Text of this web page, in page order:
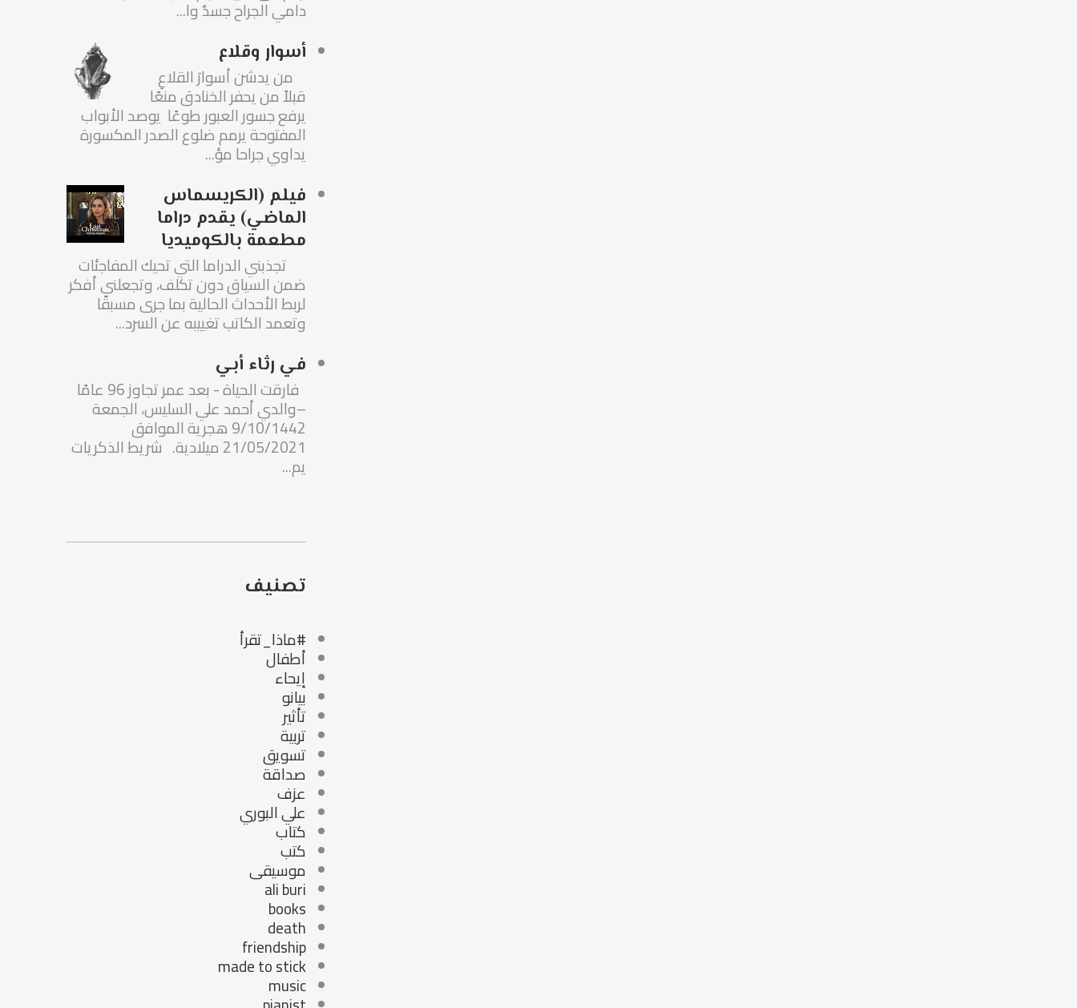
دامي الجراح جسدٌ وا...
أسوار وقلاع
من يدشن أسوارَ القلاعِ
قبلاً من يحفر الخنادق منعًا
يرفع جسور العبور طوعًا يوصد الأبواب
المفتوحة يرمم ضلوع الصدر المكسورة
يداوي جراحا مؤ...
فيلم (الكريسماس
الماضي) يقدم دراما
مطعمة بالكوميديا
تجذبني الدراما التي تحيك المفاجئات
ضمن السياق دون تكلف، وتجعلني أفكر
لربط الأحداث الحالية بما جرى مسبقًا
وتعمد الكاتب تغييبه عن السرد...
في رثاء أبي
فارقت الحياة - بعد عمر تجاوز 96 عامًا
–والدي أحمد علي السليس، الجمعة
9/10/1442 هجرية الموافق
21/05/2021 ميلادية. شريط الذكريات
يم...
تصنيف
#ماذا_تقرأ
أطفال
إيحاء
بيانو
تأثير
تربية
تسويق
صداقة
عزف
علي البوري
كتاب
كتب
موسيقى
ali buri
books
death
friendship
made to stick
music